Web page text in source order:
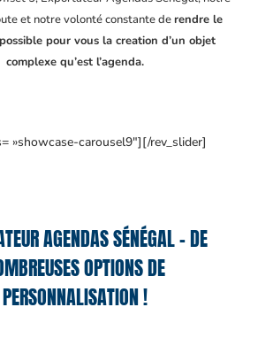
et notre volonté constante derendre le
pour vous la creation d’un objet
complexe qu’est l’agenda.
»showcase-carousel9″][/rev_slider]
AGENDAS SÉNÉGAL – DE
OPTIONS DE
PERSONNALISATION !